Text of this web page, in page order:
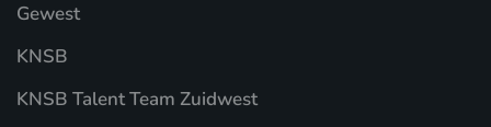
Gewest
KNSB
KNSB Talent Team Zuidwest